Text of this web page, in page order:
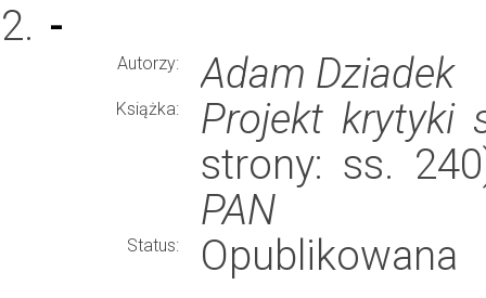
-
Autorzy: Adam Dziadek
Książka:
Projekt krytyki
strony: ss.
PAN
Status:
Opublikowana